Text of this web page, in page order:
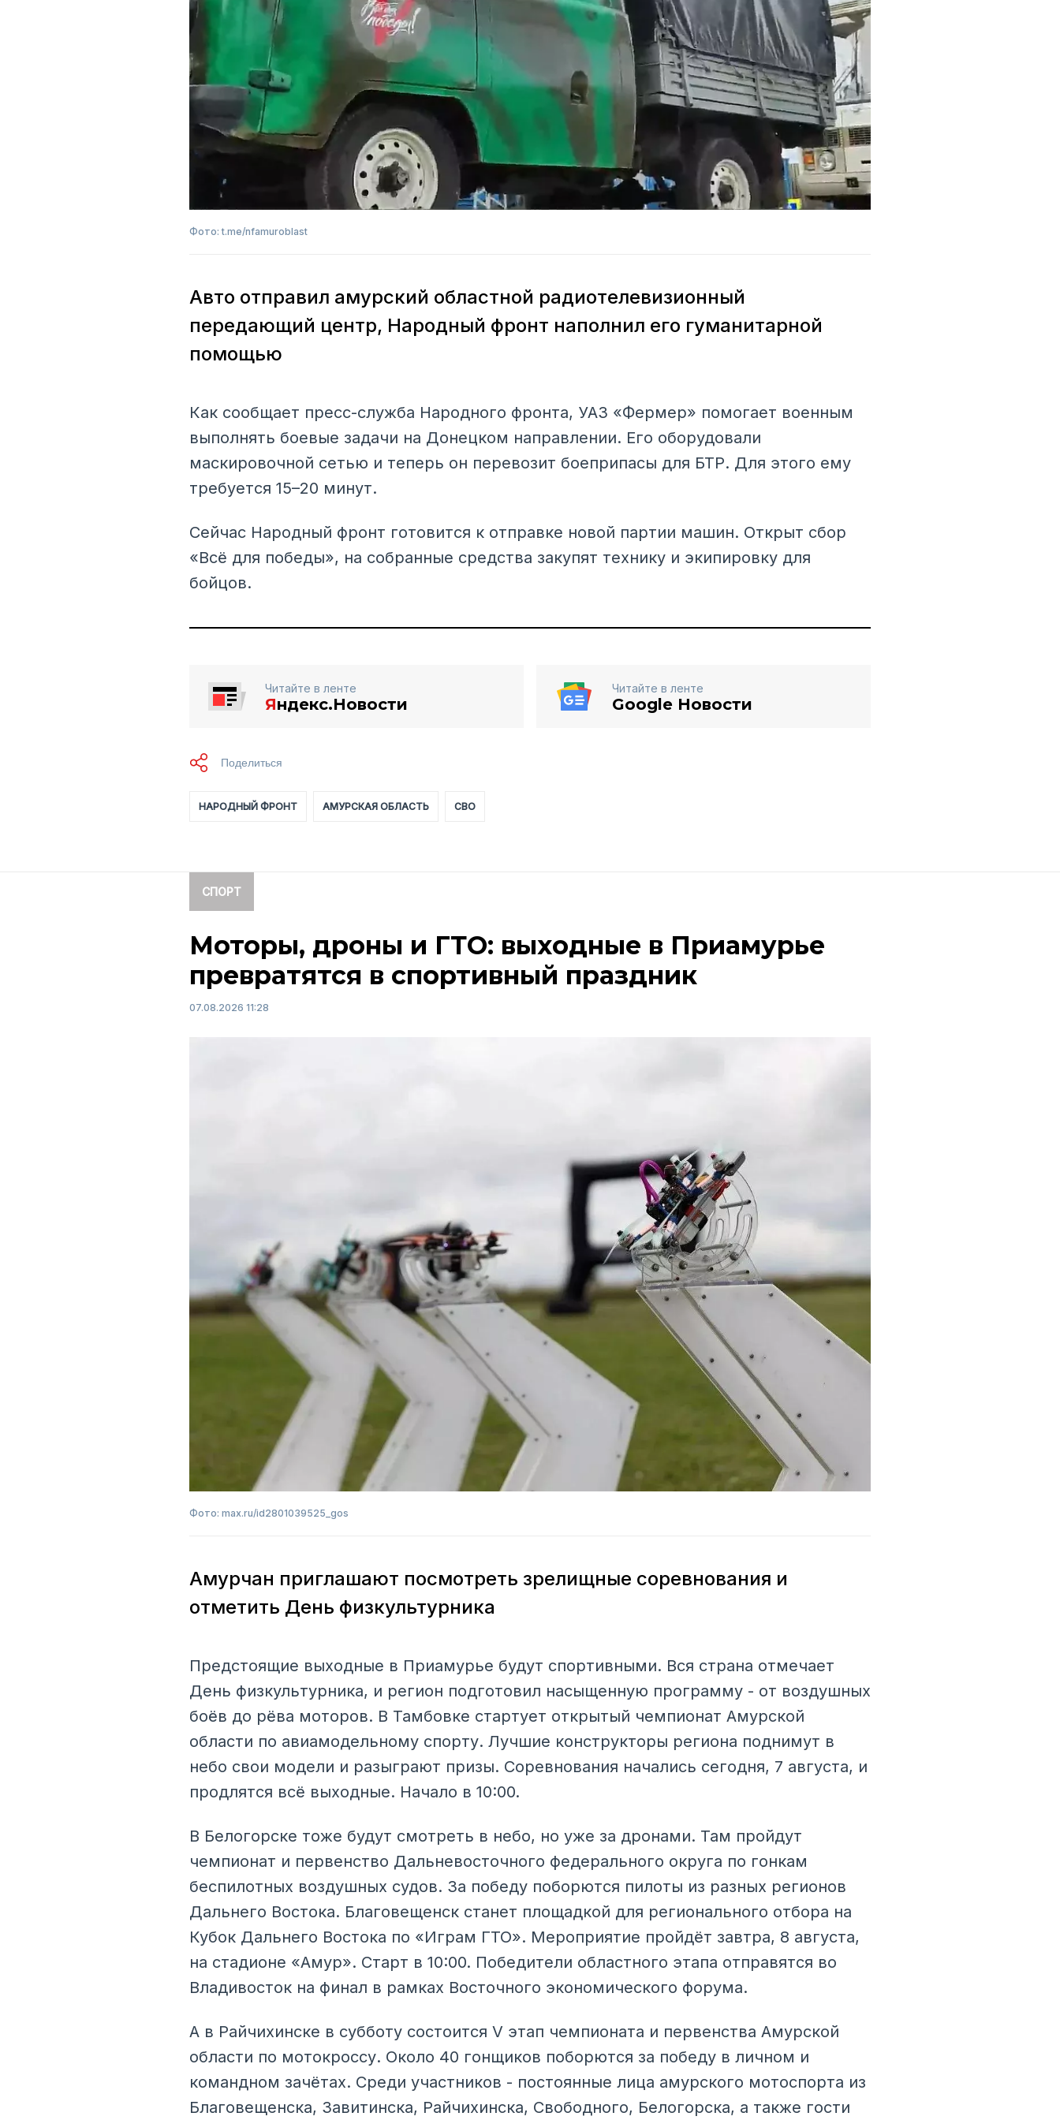
Фото: t.me/nfamuroblast
Авто отправил амурский областной радиотелевизионный
передающий центр, Народный фронт наполнил его гуманитарной
помощью
Как сообщает пресс-служба Народного фронта, УАЗ «Фермер» помогает военным
выполнять боевые задачи на Донецком направлении. Его оборудовали
маскировочной сетью и теперь он перевозит боеприпасы для БТР. Для этого ему
требуется 15–20 минут.
Сейчас Народный фронт готовится к отправке новой партии машин. Открыт сбор
«Всё для победы», на собранные средства закупят технику и экипировку для
бойцов.
Читайте в ленте
Яндекс.Новости
Читайте в ленте
Google Новости
НАРОДНЫЙ ФРОНТ АМУРСКАЯ ОБЛАСТЬ СВО
СПОРТ
Моторы, дроны и ГТО: выходные в Приамурье
превратятся в спортивный праздник
07.08.2026 11:28
Фото: max.ru/id2801039525_gos
Амурчан приглашают посмотреть зрелищные соревнования и
отметить День физкультурника
Предстоящие выходные в Приамурье будут спортивными. Вся страна отмечает
День физкультурника, и регион подготовил насыщенную программу - от воздушных
боёв до рёва моторов. В Тамбовке стартует открытый чемпионат Амурской
области по авиамодельному спорту. Лучшие конструкторы региона поднимут в
небо свои модели и разыграют призы. Соревнования начались сегодня, 7 августа, и
продлятся всё выходные. Начало в 10:00.
В Белогорске тоже будут смотреть в небо, но уже за дронами. Там пройдут
чемпионат и первенство Дальневосточного федерального округа по гонкам
беспилотных воздушных судов. За победу поборются пилоты из разных регионов
Дальнего Востока. Благовещенск станет площадкой для регионального отбора на
Кубок Дальнего Востока по «Играм ГТО». Мероприятие пройдёт завтра, 8 августа,
на стадионе «Амур». Старт в 10:00. Победители областного этапа отправятся во
Владивосток на финал в рамках Восточного экономического форума.
А в Райчихинске в субботу состоится V этап чемпионата и первенства Амурской
области по мотокроссу. Около 40 гонщиков поборются за победу в личном и
командном зачётах. Среди участников - постоянные лица амурского мотоспорта из
Благовещенска, Завитинска, Райчихинска, Свободного, Белогорска, а также гости